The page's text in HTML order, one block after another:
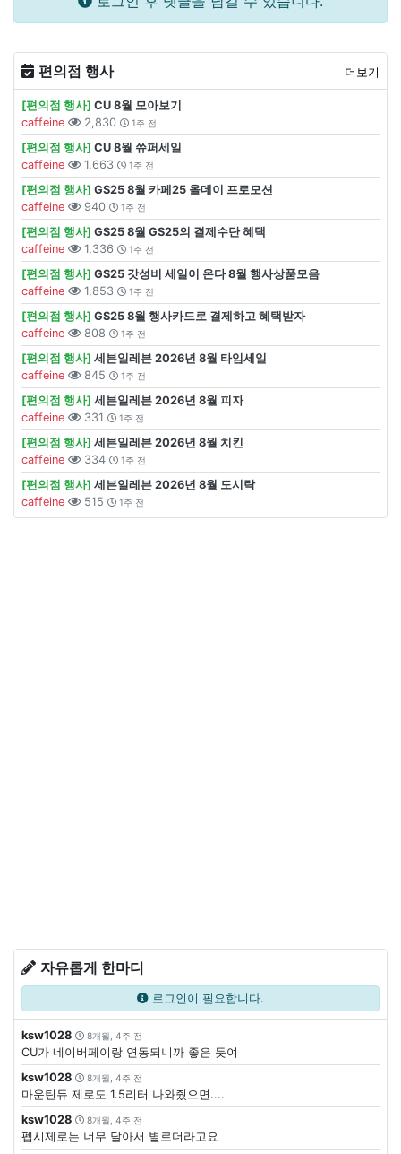
편의점 행사 더보기
[편의점 행사] CU 8월 모아보기
caffeine
2,830 1주 전
[편의점 행사] CU 8월 쓔퍼세일
caffeine
1,663 1주 전
[편의점 행사] GS25 8월 카페25 올데이 프로모션
caffeine
940 1주 전
[편의점 행사] GS25 8월 GS25의 결제수단 혜택
caffeine
1,336 1주 전
[편의점 행사] GS25 갓성비 세일이 온다 8월 행사상품모음
caffeine
1,853 1주 전
[편의점 행사] GS25 8월 행사카드로 결제하고 혜택받자
caffeine
808 1주 전
[편의점 행사] 세븐일레븐 2026년 8월 타임세일
caffeine
845 1주 전
[편의점 행사] 세븐일레븐 2026년 8월 피자
caffeine
331 1주 전
[편의점 행사] 세븐일레븐 2026년 8월 치킨
caffeine
334 1주 전
[편의점 행사] 세븐일레븐 2026년 8월 도시락
caffeine
515 1주 전
자유롭게 한마디
로그인이 필요합니다.
ksw1028 8개월, 4주 전
CU가 네이버페이랑 연동되니까 좋은 듯여
ksw1028
8개월, 4주 전
마운틴듀 제로도 1.5리터 나와줬으면....
ksw1028
8개월, 4주 전
펩시제로는 너무 달아서 별로더라고요